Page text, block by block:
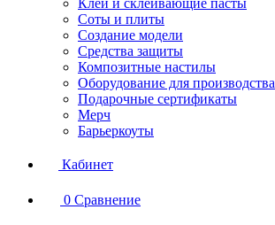
Клеи и склеивающие пасты
Соты и плиты
Создание модели
Средства защиты
Композитные настилы
Оборудование для производства
Подарочные сертификаты
Мерч
Барьеркоуты
Кабинет
0 Сравнение